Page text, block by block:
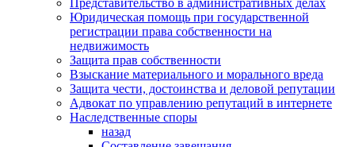
Представительство в административных делах
Юридическая помощь при государственной
регистрации права собственности на
недвижимость
Защита прав собственности
Взыскание материального и морального вреда
Защита чести, достоинства и деловой репутации
Адвокат по управлению репутаций в интернете
Наследственные споры
назад